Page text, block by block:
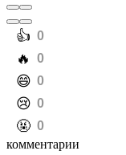
️👍 0
️🔥 0
️😄 0
️😢 0
️🤬 0
комментарии